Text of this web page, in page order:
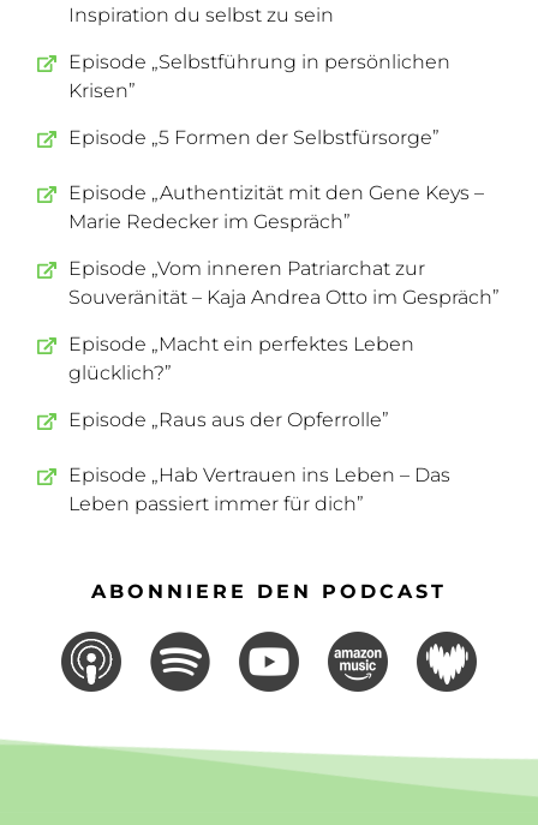
Inspiration du selbst zu sein
Episode „Selbstführung in persönlichen
Krisen”
Episode „5 Formen der Selbstfürsorge”
Episode „Authentizität mit den Gene Keys –
Marie Redecker im Gespräch”
Episode „Vom inneren Patriarchat zur
Souveränität – Kaja Andrea Otto im Gespräch”
Episode „Macht ein perfektes Leben
glücklich?”
Episode „Raus aus der Opferrolle”
Episode „Hab Vertrauen ins Leben – Das
Leben passiert immer für dich”
ABONNIERE DEN PODCAST